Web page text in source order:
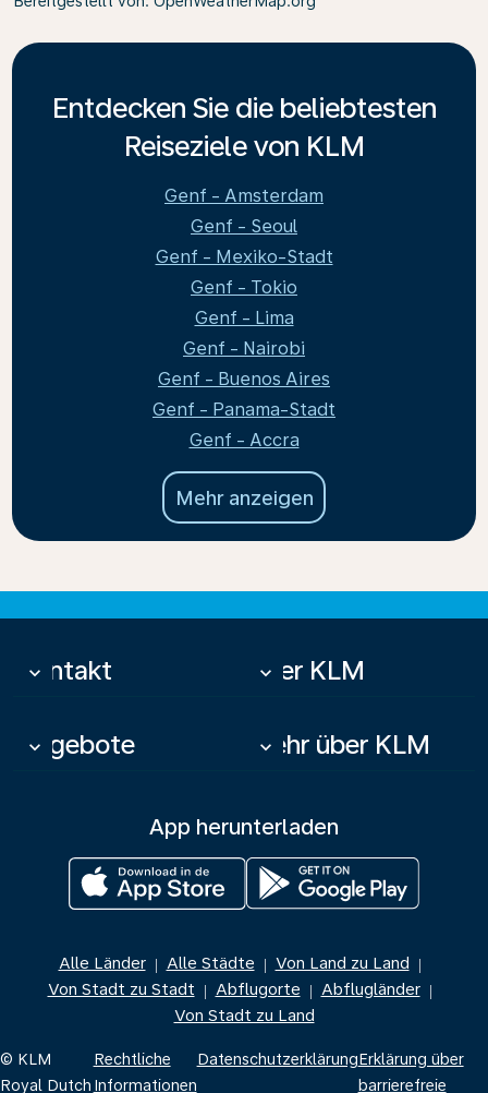
Entdecken Sie die beliebtesten
Reiseziele von KLM
Genf - Amsterdam
Genf - Seoul
Genf - Mexiko-Stadt
Genf - Tokio
Genf - Lima
Genf - Nairobi
Genf - Buenos Aires
Genf - Panama-Stadt
Genf - Accra
Mehr anzeigen
Kontakt
keyboard_arrow_down Über KLM
keyboard_arrow_down
Angebote
keyboard_arrow_down Mehr über KLM
keyboard_arrow_down
App herunterladen
Alle Länder | Alle Städte | Von Land zu Land |
Von Stadt zu Stadt | Abflugorte | Abflugländer |
Von Stadt zu Land
© KLM
Royal Dutch
Rechtliche
Informationen
DatenschutzerklärungErklärung über
barrierefreie